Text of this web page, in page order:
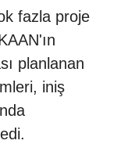
fazla proje
planlanan
iniş